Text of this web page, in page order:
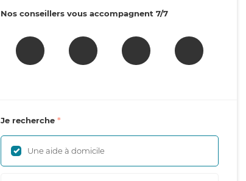
Nos conseillers vous accompagnent 7/7
Je recherche
Une aide à domicile